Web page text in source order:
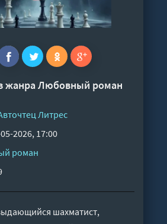
жанраЛюбовный роман
Литрес
2026, 17:00
роман
шахматист,